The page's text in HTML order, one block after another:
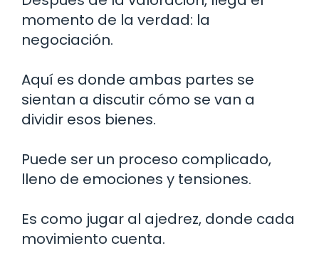
momento de la verdad: la
negociación.
Aquí es donde ambas partes se
sientan a discutir cómo se van a
dividir esos bienes.
Puede ser un proceso complicado,
lleno de emociones y tensiones.
Es como jugar al ajedrez, donde cada
movimiento cuenta.